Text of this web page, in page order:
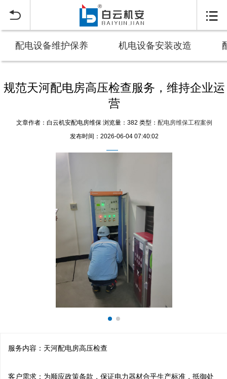
 
配电设备维护保养 机电设备安装改造
规范天河配电房高压检查服务，维持企业运
营
文章作者：白云机安配电房维保 浏览量：382 类型： 配电房维保工程案例
发布时间：2026-06-04 07:40:02
服务内容：天河配电房高压检查
客户需求：为顺应政策条款，保证电力器材合乎生产标准，抵御处